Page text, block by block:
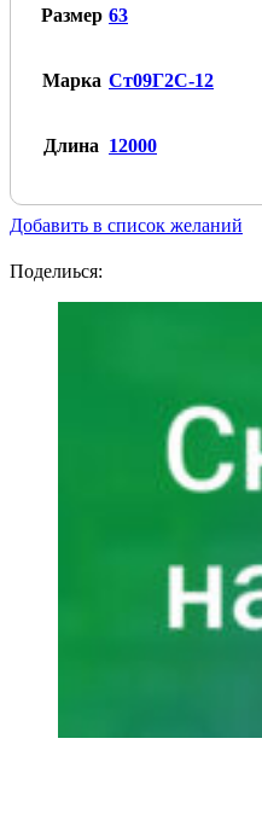
Размер 63
Марка Ст09Г2С-12
Длина 12000
Добавить в список желаний
Поделиься: